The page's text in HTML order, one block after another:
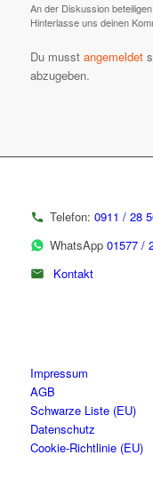
An der Diskussion
Hinterlasse uns deinen
Du musst angemeldet
abzugeben.
Telefon: 0911 / 28
WhatsApp 01577 /
Kontakt
Impressum
AGB
Schwarze Liste (EU)
Datenschutz
Cookie-Richtlinie (EU)